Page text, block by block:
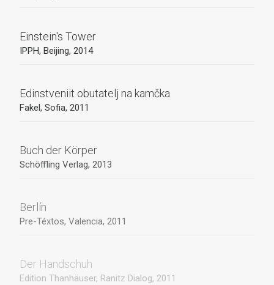
Einstein's Tower
IPPH, Beijing, 2014
Edinstveniit obutatelj na kamčka
Fakel, Sofia, 2011
Buch der Körper
Schöffling Verlag, 2013
Berlín
Pre-Téxtos, Valencia, 2011
Der Handschuh
Edition Thanhäuser, Ranitz Dialog, 2011